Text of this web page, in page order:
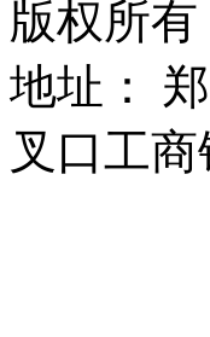
版权所
地址：
叉口工商